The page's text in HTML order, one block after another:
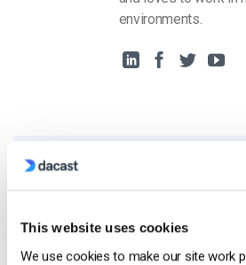
This website uses cookies
We use cookies to make our site work
environments.
Free 14-Day Trial
Get Started!